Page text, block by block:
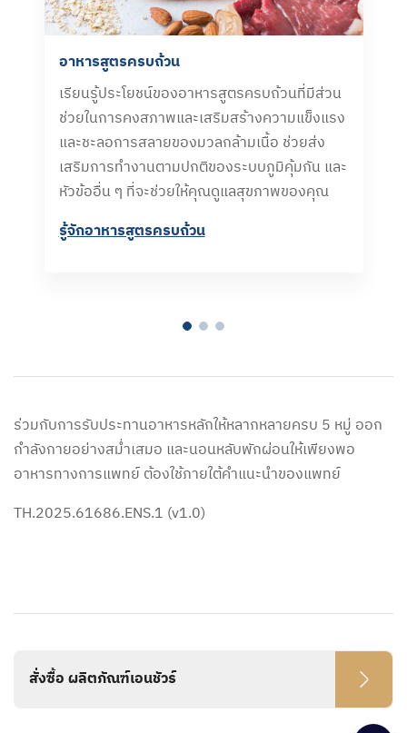
อาหารสูตรครบถ้วน
เรียนรู้ประโยชน์ของอาหารสูตรครบถ้วนที่มีส่วน
ช่วยในการคงสภาพและเสริมสร้างความแข็งแรง
และชะลอการสลายของมวลกล้ามเนื้อ ช่วยส่ง
เสริมการทำงานตามปกติของระบบภูมิคุ้มกัน และ
หัวข้ออื่น ๆ ที่จะช่วยให้คุณดูแลสุขภาพของคุณ
รู้จักอาหารสูตรครบถ้วน
ร่วมกับการรับประทานอาหารหลักให้หลากหลายครบ 5 หมู่ ออก
กำลังกายอย่างสม่ำเสมอ และนอนหลับพักผ่อนให้เพียงพอ
อาหารทางการแพทย์ ต้องใช้ภายใต้คำแนะนำของแพทย์
TH.2025.61686.ENS.1 (v1.0)
สั่งซื้อ ผลิตภัณฑ์เอนชัวร์